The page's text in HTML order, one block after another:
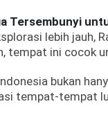
Tersembunyi
lebih jauh,
tempat ini cocok
bukan
tempat-tempat